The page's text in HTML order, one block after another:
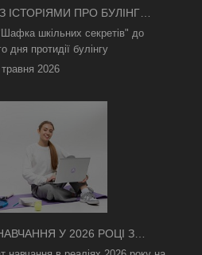
ІСТОРІЯМИ ПРО БУЛІНГ
В КИЄВІ
шкільних секретів" до
дня протидії булінгу
2026
У 2026 РОЦІ З
ЯК АСИНХРОННИЙ